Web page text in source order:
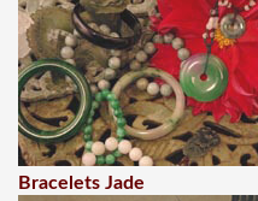
Bracelets Jade